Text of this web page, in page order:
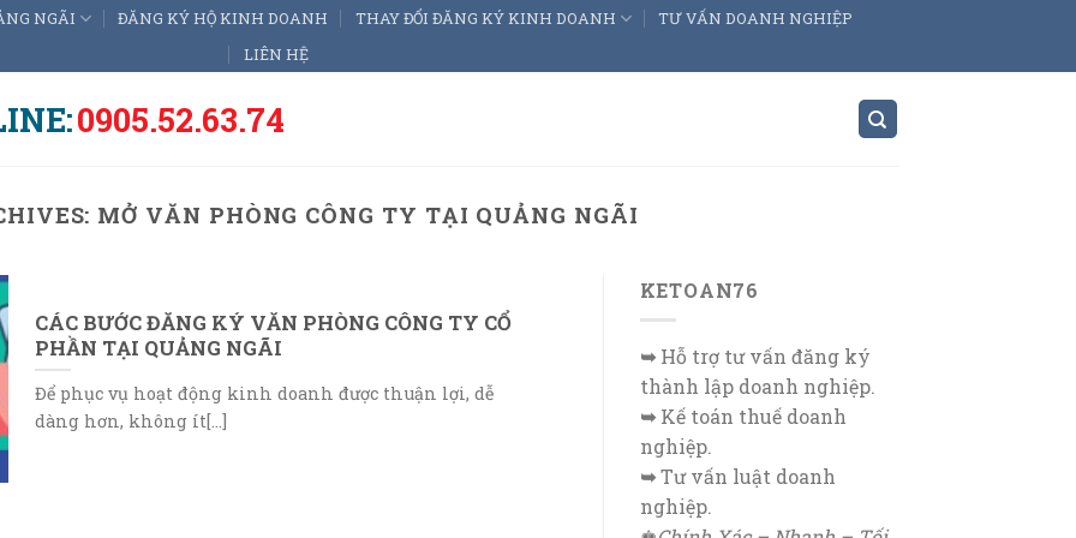
NGÃI ĐĂNG KÝ HỘ KINH DOANH THAY ĐỔI ĐĂNG KÝ KINH DOANH
TƯ VẤN DOANH NGHIỆP
LIÊN HỆ
0905.52.63.74
MỞ VĂN PHÒNG CÔNG TY TẠI QUẢNG NGÃI
CÁC BƯỚC ĐĂNG KÝ VĂN PHÒNG CÔNG TY CỔ
PHẦN TẠI QUẢNG NGÃI
Để phục vụ hoạt động kinh doanh được thuận lợi, dễ
dàng hơn, không ít[...]
KETOAN76
➥Hỗ trợ tư vấn đăng ký
thành lập doanh nghiệp.
➥Kế toán thuế doanh
nghiệp.
➥Tư vấn luật doanh
nghiệp.